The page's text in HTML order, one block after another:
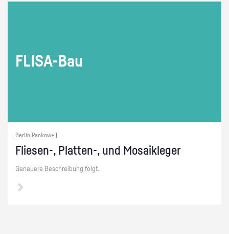
FLI­SA-Bau
Berlin Pankow+ |
Flie­sen-, Plat­ten-, und Mo­sa­ik­le­ger
Ge­naue­re Be­schrei­bung folgt.